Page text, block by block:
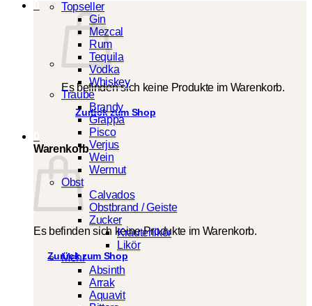
Es befinden sich keine Produkte im Warenkorb.
Zurück zum Shop
Warenkorb
Es befinden sich keine Produkte im Warenkorb.
Zurück zum Shop
Topseller
Gin
Mezcal
Rum
Tequila
Vodka
Whiskey
Traube
Brandy
Grappa
Pisco
Verjus
Wein
Wermut
Obst
Calvados
Obstbrand / Geiste
Zucker
Kräuterlikör
Likör
Mehr
Absinth
Arrak
Aquavit